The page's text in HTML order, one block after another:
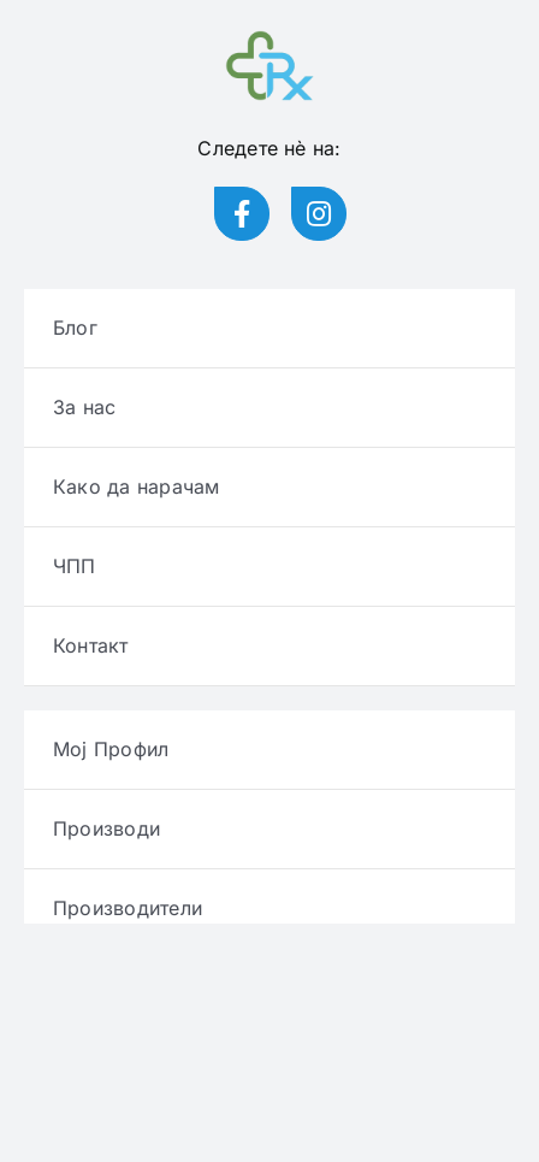
Следете нѐ на:
Блог
За нас
Како да нарачам
ЧПП
Контакт
Мој Профил
Производи
Производители